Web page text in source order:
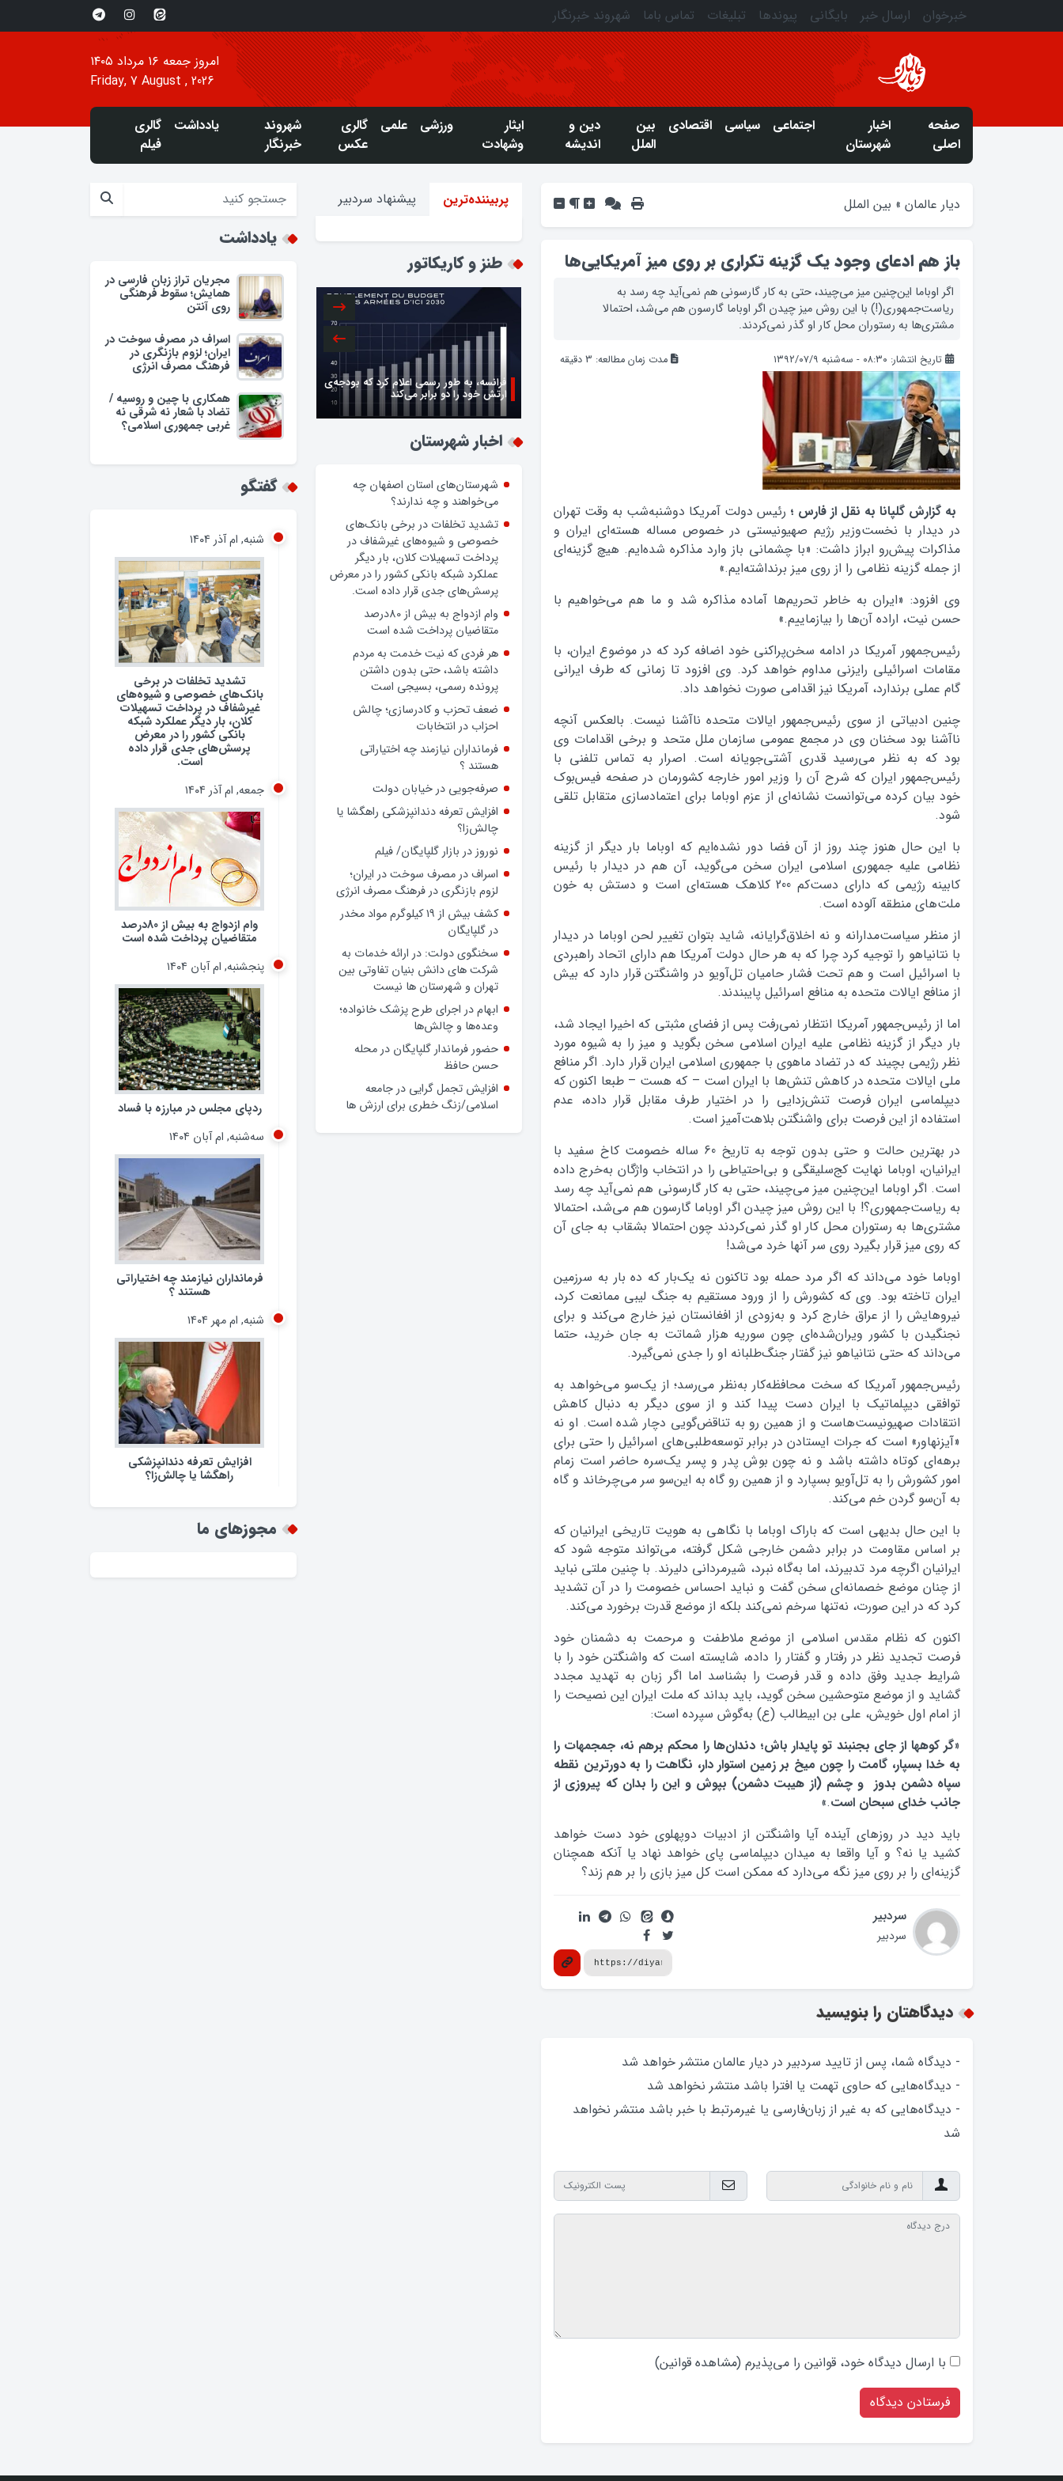
خبرخوان ارسال خبر بایگانی پیوندها تبلیغات تماس باما شهروند خبرنگار
امروز جمعه ۱۶ مرداد ۱۴۰۵
Friday, 7 August , 2026
صفحه
اصلی
اخبار
شهرستان
اجتماعی سیاسی اقتصادی
بین
الملل
دین و
اندیشه
ایثار
وشهادت
ورزشی علمی
گالری
عکس
شهروند
خبرنگار
یادداشت
گالری
فیلم
دیار عالمان » بین الملل
باز هم ادعای وجود یک گزینه تکراری بر روی میز آمریکایی‌ها
اگر اوباما این‌چنین میز می‌چیند، حتی به کار گارسونی هم نمی‌آید چه رسد به
ریاست‌جمهوری(!) با این روش میز چیدن اگر اوباما گارسون هم می‌شد، احتمالا
مشتری‌ها به رستوران محل کار او گذر نمی‌کردند.
تاریخ انتشار: ۰۸:۳۰ - سه‌شنبه ۱۳۹۲/۰۷/۹ مدت زمان مطالعه: 3 دقیقه
به گزارش گلپانا به نقل از فارس ؛ رئیس دولت آمریکا دوشنبه‌شب به وقت تهران
در دیدار با نخست‌وزیر رژیم صهیونیستی در خصوص مساله هسته‌ای ایران و
مذاکرات پیش‌رو ابراز داشت: «با چشمانی باز وارد مذاکره شده‌ایم. هیچ گزینه‌ای
از جمله گزینه نظامی را از روی میز برنداشته‌ایم.»
وی افزود: «ایران به خاطر تحریم‌ها آماده مذاکره شد و ما هم می‌خواهیم با
حسن نیت، اراده آن‌ها را بیازماییم.»
رئیس‌جمهور آمریکا در ادامه سخن‌پراکنی خود اضافه کرد که در موضوع ایران، با
مقامات اسرائیلی رایزنی مداوم خواهد کرد. وی افزود تا زمانی که طرف ایرانی
گام عملی‌ برندارد، آمریکا نیز اقدامی صورت نخواهد داد.
چنین ادبیاتی از سوی رئیس‌جمهور ایالات متحده ناآشنا نیست. بالعکس آنچه
ناآشنا بود سخنان وی در مجمع عمومی سازمان ملل متحد و برخی اقدامات وی
بود که به نظر می‌رسید قدری آشتی‌جویانه است. اصرار به تماس تلفنی با
رئیس‌جمهور ایران که شرح آن را وزیر امور خارجه کشورمان در صفحه فیس‌بوک
خود بیان کرده می‌توانست نشانه‌ای از عزم اوباما برای اعتمادسازی متقابل تلقی
شود.
با این حال هنوز چند روز از آن فضا دور نشده‌ایم که اوباما بار دیگر از گزینه
نظامی علیه جمهوری اسلامی ایران سخن می‌گوید، آن هم در دیدار با رئیس
کابینه رژیمی که دارای دست‌کم 200 کلاهک هسته‌ای است و دستش به خون
ملت‌های منطقه آلوده است.
از منظر سیاست‌مدارانه و نه اخلاق‌گرایانه، شاید بتوان تغییر لحن اوباما در دیدار
با نتانیاهو را توجیه کرد چرا که به هر حال دولت آمریکا هم دارای اتحاد راهبردی
با اسرائیل است و هم تحت فشار حامیان تل‌آویو در واشنگتن قرار دارد که بیش
از منافع ایالات متحده به منافع اسرائیل پایبندند.
اما از رئیس‌جمهور آمریکا انتظار نمی‌رفت پس از فضای مثبتی که اخیرا ایجاد شد،
بار دیگر از گزینه نظامی علیه ایران اسلامی سخن بگوید و میز را به شیوه مورد
نظر رژیمی بچیند که در تضاد ماهوی با جمهوری اسلامی ایران قرار دارد. اگر منافع
ملی ایالات متحده در کاهش تنش‌ها با ایران است – که هست – طبعا اکنون که
دیپلماسی ایران فرصت تنش‌زدایی را در اختیار طرف مقابل قرار داده، عدم
استفاده از این فرصت برای واشنگتن بلاهت‌آمیز است.
در بهترین حالت و حتی بدون توجه به تاریخ 60 ساله خصومت کاخ سفید با
ایرانیان، اوباما نهایت کج‌سلیقگی و بی‌احتیاطی را در انتخاب واژگان به‌خرج داده
است. اگر اوباما این‌چنین میز می‌چیند، حتی به کار گارسونی هم نمی‌آید چه رسد
به ریاست‌جمهوری؟! با این روش میز چیدن اگر اوباما گارسون هم می‌شد، احتمالا
مشتری‌ها به رستوران محل کار او گذر نمی‌کردند چون احتمالا بشقاب به جای آن
که روی میز قرار بگیرد روی سر آنها خرد می‌شد!
اوباما خود می‌داند که اگر مرد حمله بود تاکنون نه یک‌بار که ده‌ بار به سرزمین
ایران تاخته بود. وی که کشورش را از ورود مستقیم به جنگ لیبی ممانعت کرد،
نیروهایش را از عراق خارج کرد و به‌زودی از افغانستان نیز خارج می‌کند و برای
نجنگیدن با کشور ویران‌شده‌ای چون سوریه هزار شماتت به جان خرید، حتما
می‌داند که حتی نتانیاهو نیز گفتار جنگ‌طلبانه او را جدی نمی‌گیرد.
رئیس‌جمهور آمریکا که سخت محافظه‌کار به‌نظر می‌رسد؛ از یک‌سو می‌خواهد به
توافقی دیپلماتیک با ایران دست پیدا کند و از سوی دیگر به دنبال کاهش
انتقادات صهیونیست‌هاست و از همین رو به تناقض‌گویی دچار شده است. او نه
«آیزنهاور» است که جرات ایستادن در برابر توسعه‌طلبی‌های اسرائیل را حتی برای
برهه‌ای کوتاه داشته باشد و نه چون بوش پدر و پسر یک‌سره حاضر است زمام
امور کشورش را به تل‌آویو بسپارد و از همین رو گاه به این‌سو سر می‌چرخاند و گاه
به آن‌سو گردن خم می‌کند.
با این حال بدیهی است که باراک اوباما با نگاهی به هویت تاریخی ایرانیان که
بر اساس مقاومت در برابر دشمن خارجی شکل گرفته، می‌تواند متوجه شود که
ایرانیان اگرچه مرد تدبیرند، اما به‌گاه نبرد، شیرمردانی دلیرند. با چنین ملتی نباید
از چنان موضع خصمانه‌ای سخن گفت و نباید احساس خصومت را در آن تشدید
کرد که در این صورت، نه‌تنها سرخم نمی‌کند بلکه از موضع قدرت برخورد می‌کند.
اکنون که نظام مقدس اسلامی از موضع ملاطفت و مرحمت به دشمنان خود
فرصت تجدید نظر در رفتار و گفتار را داده‌، شایسته است که واشنگتن خود را با
شرایط جدید وفق داده و قدر فرصت را بشناسد اما اگر زبان به تهدید مجدد
گشاید و از موضع متوحشین سخن گوید، باید بداند که ملت ایران این نصیحت را
از امام اول خویش، علی بن ابیطالب (ع) به‌گوش سپرده است:
«گر کوهها از جاى بجنبند تو پایدار باش؛ دندان‌ها را محکم برهم نه، جمجمه‏ات را
به خدا بسپار، گامت را چون میخ بر زمین استوار دار، نگاهت را به دورترین نقطه
سپاه دشمن بدوز و چشم (از هیبت دشمن) بپوش و این را بدان که پیروزى از
جانب خداى سبحان است.»
باید دید در روزهای آینده آیا واشنگتن از ادبیات دوپهلوی خود دست خواهد
کشید یا نه؟ و آیا واقعا به میدان دیپلماسی پای خواهد نهاد یا آنکه همچنان
گزینه‌ای را بر روی میز نگه می‌دارد که ممکن است کل میز بازی را بر هم زند؟
سردبیر
سردبیر
دیدگاهتان را بنویسید
- دیدگاه شما، پس از تایید سردبیر در دیار عالمان منتشر خواهد‌ شد
- دیدگاه‌هایی که حاوی تهمت یا افترا باشد منتشر نخواهد‌ شد
- دیدگاه‌هایی که به غیر از زبان‌فارسی یا غیرمرتبط با خبر باشد منتشر نخواهد‌
شد
با ارسال دیدگاه‌ خود، قوانین را می‌پذیرم (مشاهده قوانین)
پربیننده‌ترین پیشنهاد سردبیر
طنز و کاریکاتور
فرانسه، به طور رسمی اعلام کرد که بودجه‌ی
ارتش خود را دو برابر می‌کند
زن اگر خوب باشه یه زندگی حالش خوبه/
روز زن مبارک
اخبار شهرستان
شهرستان‌های استان اصفهان چه
می‌خواهند و چه ندارند؟
تشدید تخلفات در برخی بانک‌های
خصوصی و شیوه‌های غیرشفاف در
پرداخت تسهیلات کلان، بار دیگر
عملکرد شبکه بانکی کشور را در معرض
پرسش‌های جدی قرار داده است.
وام ازدواج به بیش از 80درصد
متقاضیان پرداخت شده است
هر فردی که نیت خدمت به مردم
داشته باشد، حتی بدون داشتن
پرونده رسمی، بسیجی است
ضعف تحزب و کادرسازی؛ چالش
احزاب در انتخابات
فرمانداران نیازمند چه اختیاراتی
هستند ؟
صرفه‌جویی در خیابان دولت
افزایش تعرفه دندانپزشکی راهگشا یا
چالش‌زا؟
نوروز در بازار گلپایگان/ فیلم
اسراف در مصرف سوخت در ایران؛
لزوم بازنگری در فرهنگ مصرف انرژی
کشف بیش از ۱۹ کیلوگرم مواد مخدر
در گلپایگان
سخنگوی دولت: در ارائه خدمات به
شرکت های دانش بنیان تفاوتی بین
تهران و شهرستان ها نیست
ابهام در اجرای طرح پزشک خانواده؛
وعده‌ها و چالش‌ها
حضور فرماندار گلپایگان در محله
حسن حافظ
افزایش تجمل گرایی در جامعه
یادداشت
مجریان تراز زبان فارسی در
همایش؛ سقوط فرهنگی
روی آنتن
اسراف در مصرف سوخت در
ایران؛ لزوم بازنگری در
فرهنگ مصرف انرژی
همکاری با چین و روسیه /
تضاد با شعار نه شرقی نه
غربی جمهوری اسلامی؟
گفتگو
شنبه, ام آذر ۱۴۰۴
تشدید تخلفات در برخی
بانک‌های خصوصی و شیوه‌های
غیرشفاف در پرداخت تسهیلات
کلان، بار دیگر عملکرد شبکه
بانکی کشور را در معرض
پرسش‌های جدی قرار داده
است.
جمعه, ام آذر ۱۴۰۴
وام ازدواج به بیش از 80درصد
متقاضیان پرداخت شده است
پنجشنبه, ام آبان ۱۴۰۴
ردپای مجلس در مبارزه با فساد
سه‌شنبه, ام آبان ۱۴۰۴
فرمانداران نیازمند چه اختیاراتی
هستند ؟
شنبه, ام مهر ۱۴۰۴
افزایش تعرفه دندانپزشکی
راهگشا یا چالش‌زا؟
مجوزهای ما